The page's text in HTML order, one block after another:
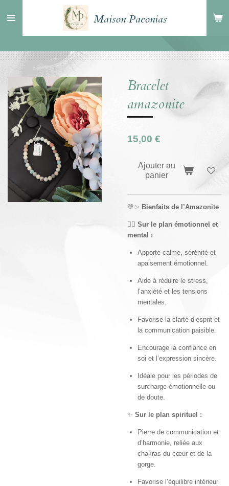
au
Maison Paeonias
Bracelet
amazonite
15,00 €
Ajouter au
panier
💚✨ Bienfaits de l’Amazonite
🧘‍♀️ Sur le plan émotionnel et
mental :
Apporte calme, sérénité et
apaisement émotionnel.
Aide à réduire le stress,
l’anxiété et les tensions
mentales.
Favorise la clarté d’esprit et
la communication paisible.
Encourage la confiance en
soi et l’expression sincère.
Idéale pour les périodes de
surcharge émotionnelle ou
de doute.
✨ Sur le plan spirituel :
Pierre de communication et
d’harmonie, reliée aux
chakras du cœur et de la
gorge.
Favorise l’équilibre intérieur